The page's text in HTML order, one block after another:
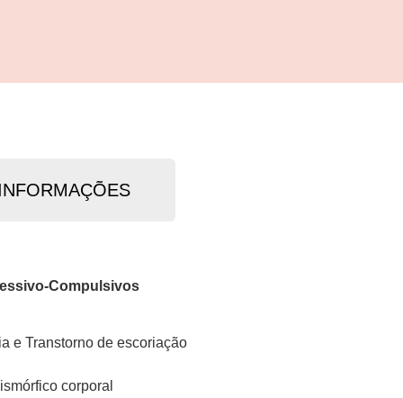
Compulsivos
e Transtorno de escoriação
corporal